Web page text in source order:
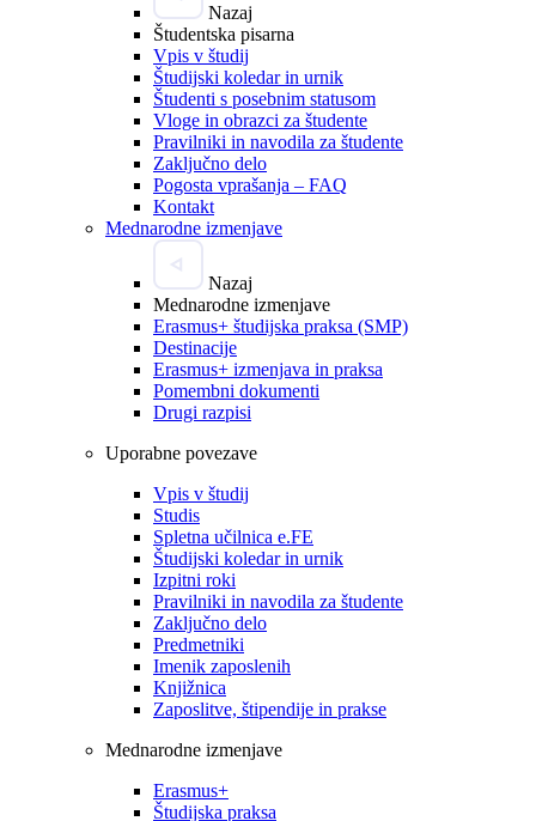
Nazaj
Študentska pisarna
Vpis v študij
Študijski koledar in urnik
Študenti s posebnim statusom
Vloge in obrazci za študente
Pravilniki in navodila za študente
Zaključno delo
Pogosta vprašanja – FAQ
Kontakt
Mednarodne izmenjave
Nazaj
Mednarodne izmenjave
Erasmus+ študijska praksa (SMP)
Destinacije
Erasmus+ izmenjava in praksa
Pomembni dokumenti
Drugi razpisi
Uporabne povezave
Vpis v študij
Studis
Spletna učilnica e.FE
Študijski koledar in urnik
Izpitni roki
Pravilniki in navodila za študente
Zaključno delo
Predmetniki
Imenik zaposlenih
Knjižnica
Zaposlitve, štipendije in prakse
Mednarodne izmenjave
Erasmus+
Študijska praksa